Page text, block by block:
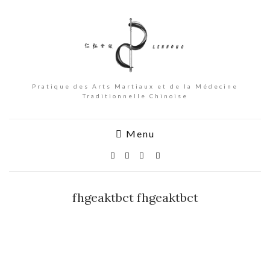
Pratique des Arts Martiaux et de la Médecine
Traditionnelle Chinoise
Menu
fhgeaktbct fhgeaktbct